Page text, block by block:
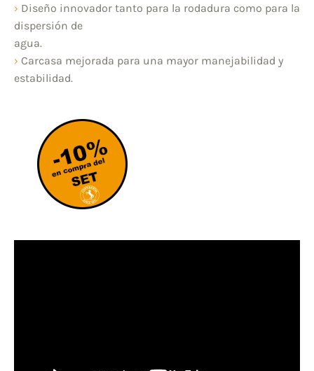
› Diseño innovador tanto para la rodadura como para la
dispersión de
agua.
› Carcasa mejorada para una mayor manejabilidad y
estabilidad.